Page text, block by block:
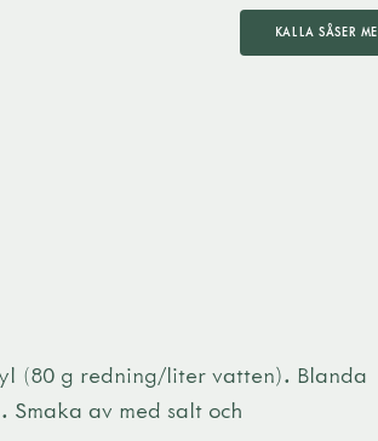
KALLA SÅSER
(80 g redning/liter vatten). Blanda
av med salt och